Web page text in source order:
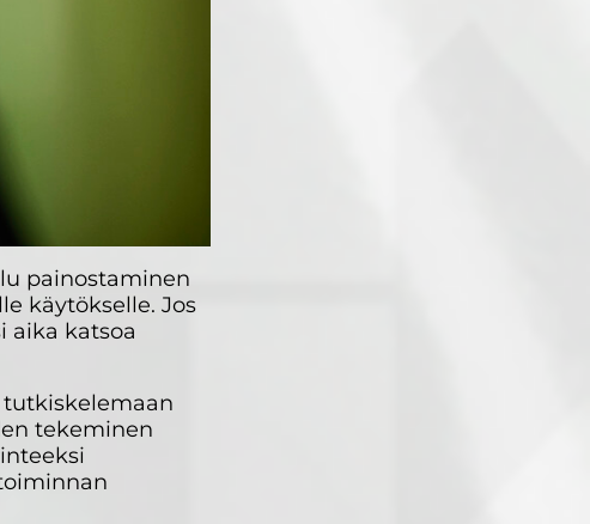
painostaminen
käytökselle. Jos
aika katsoa
tekeminen